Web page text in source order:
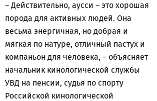
– Действительно, аусси – это хорошая
порода для активных людей. Она
весьма энергичная, но добрая и
мягкая по натуре, отличный пастух и
компаньон для человека, – объясняет
начальник кинологической службы
УВД на пенсии, судья по спорту
Российской кинологической